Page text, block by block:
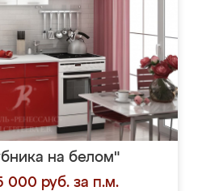
на белом"
000 руб. за п.м.